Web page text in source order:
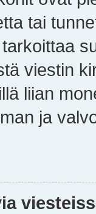
tai
viestin
liian
ja